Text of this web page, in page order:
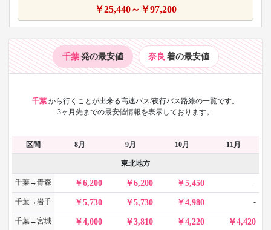
￥25,440～￥97,200
千葉 発の最安値 奈良 着の最安値
千葉 から行くことが出来る高速バス/夜行バス路線の一覧です。
3ヶ月先までの最安値情報を表示しております。
区間 8月 9月 10月 11月
東北地方
千葉→青森 6,200 6,200 5,450 -
千葉→岩手 5,730 5,730 4,980 -
千葉→宮城 4,000 3,810 4,220 4,420